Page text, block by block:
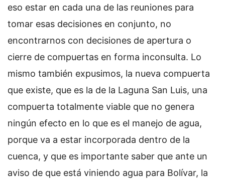
eso estar en cada una de las reuniones para
tomar esas decisiones en conjunto, no
encontrarnos con decisiones de apertura o
cierre de compuertas en forma inconsulta. Lo
mismo también expusimos, la nueva compuerta
que existe, que es la de la Laguna San Luis, una
compuerta totalmente viable que no genera
ningún efecto en lo que es el manejo de agua,
porque va a estar incorporada dentro de la
cuenca, y que es importante saber que ante un
aviso de que está viniendo agua para Bolívar, la